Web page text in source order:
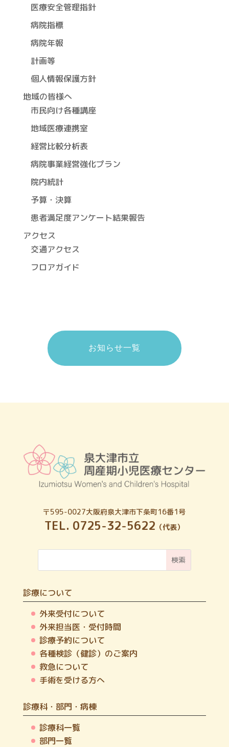
医療安全管理指針
病院指標
病院年報
計画等
個人情報保護方針
地域の皆様へ
市民向け各種講座
地域医療連携室
経営比較分析表
病院事業経営強化プラン
院内統計
予算・決算
患者満足度アンケート結果報告
アクセス
交通アクセス
フロアガイド
お知らせ一覧
〒595-0027大阪府泉大津市下条町16番1号
TEL. 0725-32-5622 （代表）
診療について
外来受付について
外来担当医・受付時間
診療予約について
各種検診（健診）のご案内
救急について
手術を受ける方へ
診療科・部門・病棟
診療科一覧
部門一覧